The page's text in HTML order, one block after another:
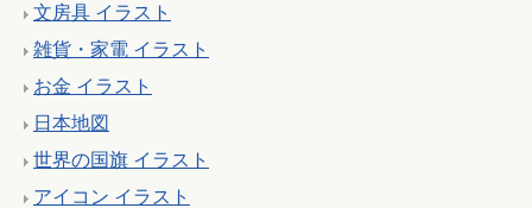
文房具 イラスト
雑貨・家電 イラスト
お金 イラスト
日本地図
世界の国旗 イラスト
アイコン イラスト